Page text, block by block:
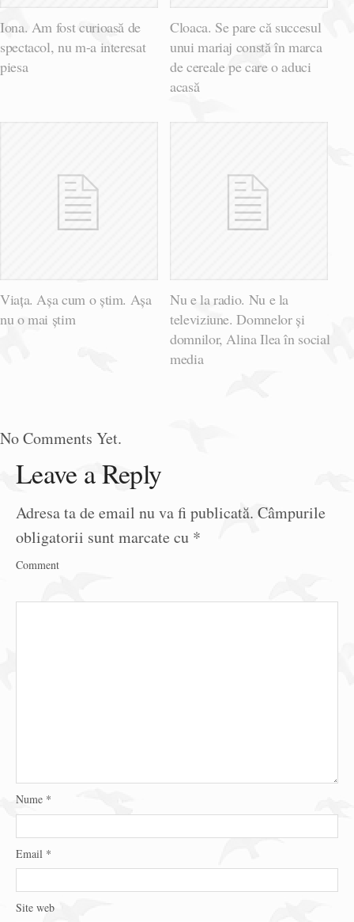
Iona. Am fost curioasă de
spectacol, nu m-a interesat
piesa
Cloaca. Se pare că succesul
unui mariaj constă în marca
de cereale pe care o aduci
acasă
Viața. Așa cum o știm. Așa
nu o mai știm
Nu e la radio. Nu e la
televiziune. Domnelor și
domnilor, Alina Ilea în social
media
No Comments Yet.
Leave a Reply
Adresa ta de email nu va fi publicată. Câmpurile
obligatorii sunt marcate cu *
Comment
Nume *
Email *
Site web